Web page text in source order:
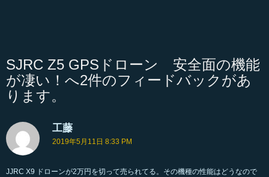
SJRC Z5 GPSドローン 安全面の機能
が凄い！へ2件のフィードバックがあ
ります。
工藤よ
:
2019年5月11日 8:33 PM
JJRC X9 ドローンが2万円を切って売られてる。その機種の性能はどうなので